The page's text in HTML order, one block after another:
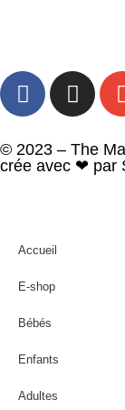
© 2023 – The
crée avec ❤ par
Accueil
E-shop
Bébés
Enfants
Adultes